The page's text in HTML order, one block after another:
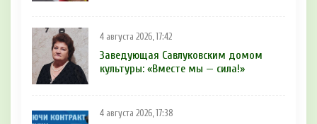
4 августа 2026, 17:42
Заведующая Савлуковским домом
культуры: «Вместе мы — сила!»
4 августа 2026, 17:38